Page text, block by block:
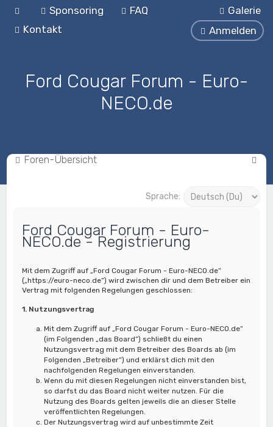
Galerie
Sponsoring
FAQ
Kontakt
Anmelden
Ford Cougar Forum - Euro-
NECO.de
Foren-Übersicht
S
Sprache:
Ford Cougar Forum - Euro-
NECO.de - Registrierung
Mit dem Zugriff auf „Ford Cougar Forum - Euro-NECO.de“
(„https://euro-neco.de“) wird zwischen dir und dem Betreiber ein
Vertrag mit folgenden Regelungen geschlossen:
1. Nutzungsvertrag
Mit dem Zugriff auf „Ford Cougar Forum - Euro-NECO.de“
(im Folgenden „das Board“) schließt du einen
Nutzungsvertrag mit dem Betreiber des Boards ab (im
Folgenden „Betreiber“) und erklärst dich mit den
nachfolgenden Regelungen einverstanden.
Wenn du mit diesen Regelungen nicht einverstanden bist,
so darfst du das Board nicht weiter nutzen. Für die
Nutzung des Boards gelten jeweils die an dieser Stelle
veröffentlichten Regelungen.
Der Nutzungsvertrag wird auf unbestimmte Zeit